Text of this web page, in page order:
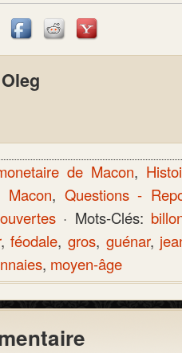
Oleg
de Macon,
Macon, Questions -
· Mots-Clés:
,féodale,gros, guénar,
, moyen-âge